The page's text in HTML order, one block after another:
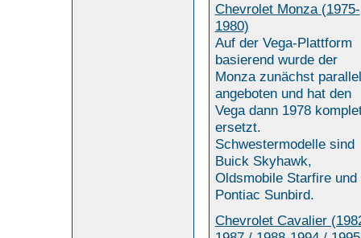
Chevrolet Monza (1975-
1980)
Auf der Vega-Plattform
basierend wurde der
Monza zunächst parallel
angeboten und hat den
Vega dann 1978
ersetzt.
Schwestermodelle sind
Buick Skyhawk,
Oldsmobile Starfire und
Pontiac Sunbird.
Chevrolet Cavalier